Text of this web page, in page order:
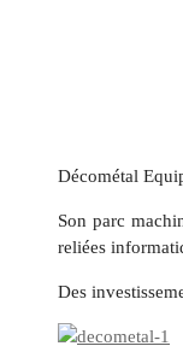
Décométal
Son parc
reliées
Des